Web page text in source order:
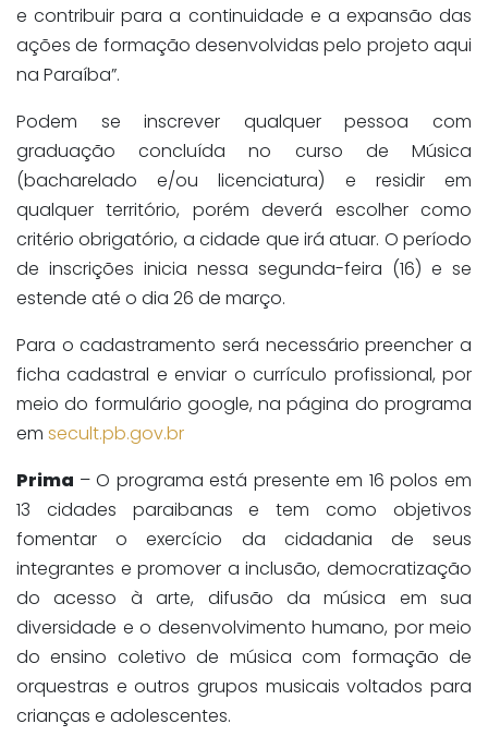
e contribuir para a continuidade e a expansão das
ações de formação desenvolvidas pelo projeto aqui
na Paraíba”.
Podem se inscrever qualquer pessoa com
graduação concluída no curso de Música
(bacharelado e/ou licenciatura) e residir em
qualquer território, porém deverá escolher como
critério obrigatório, a cidade que irá atuar. O período
de inscrições inicia nessa segunda-feira (16) e se
estende até o dia 26 de março.
Para o cadastramento será necessário preencher a
ficha cadastral e enviar o currículo profissional, por
meio do formulário google, na página do programa
em secult.pb.gov.br
Prima – O programa está presente em 16 polos em
13 cidades paraibanas e tem como objetivos
fomentar o exercício da cidadania de seus
integrantes e promover a inclusão, democratização
do acesso à arte, difusão da música em sua
diversidade e o desenvolvimento humano, por meio
do ensino coletivo de música com formação de
orquestras e outros grupos musicais voltados para
crianças e adolescentes.